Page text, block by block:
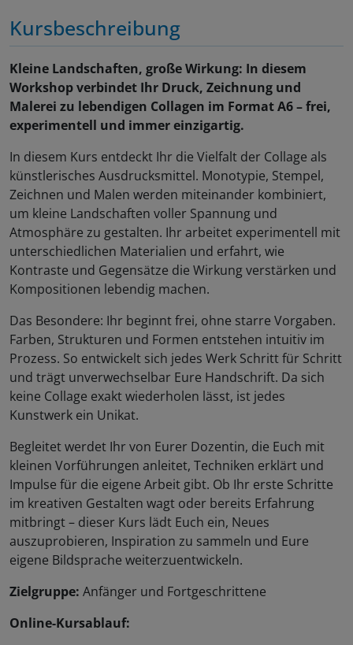
Kursbeschreibung
Kleine Landschaften, große Wirkung: In diesem
Workshop verbindet Ihr Druck, Zeichnung und
Malerei zu lebendigen Collagen im Format A6 – frei,
experimentell und immer einzigartig.
In diesem Kurs entdeckt Ihr die Vielfalt der Collage als
künstlerisches Ausdrucksmittel. Monotypie, Stempel,
Zeichnen und Malen werden miteinander kombiniert,
um kleine Landschaften voller Spannung und
Atmosphäre zu gestalten. Ihr arbeitet experimentell mit
unterschiedlichen Materialien und erfahrt, wie
Kontraste und Gegensätze die Wirkung verstärken und
Kompositionen lebendig machen.
Das Besondere: Ihr beginnt frei, ohne starre Vorgaben.
Farben, Strukturen und Formen entstehen intuitiv im
Prozess. So entwickelt sich jedes Werk Schritt für Schritt
und trägt unverwechselbar Eure Handschrift. Da sich
keine Collage exakt wiederholen lässt, ist jedes
Kunstwerk ein Unikat.
Begleitet werdet Ihr von Eurer Dozentin, die Euch mit
kleinen Vorführungen anleitet, Techniken erklärt und
Impulse für die eigene Arbeit gibt. Ob Ihr erste Schritte
im kreativen Gestalten wagt oder bereits Erfahrung
mitbringt – dieser Kurs lädt Euch ein, Neues
auszuprobieren, Inspiration zu sammeln und Eure
eigene Bildsprache weiterzuentwickeln.
Zielgruppe: Anfänger und Fortgeschrittene
Online-Kursablauf: